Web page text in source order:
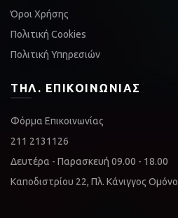
Όροι Χρήσης
Πολιτική Cookies
Πολιτική Υπηρεσιών
ΤΗΛ. ΕΠΙΚΟΙΝΩΝΊΑΣ
Φόρμα Επικοινωνίας
211 2131126
Δευτέρα - Παρασκευή 09.00 - 18.00
Καποδιστρίου 22, Πλ. Κάνιγγος